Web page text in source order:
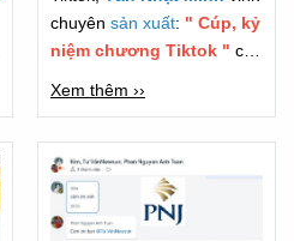
chuyên sản xuất: " Cúp, kỷ
niệm chương Tiktok " cho
thương hiệu và công ty lớn
trong ngành giải trí cũng
như truyền hình nói chung.
Xem thêm ››